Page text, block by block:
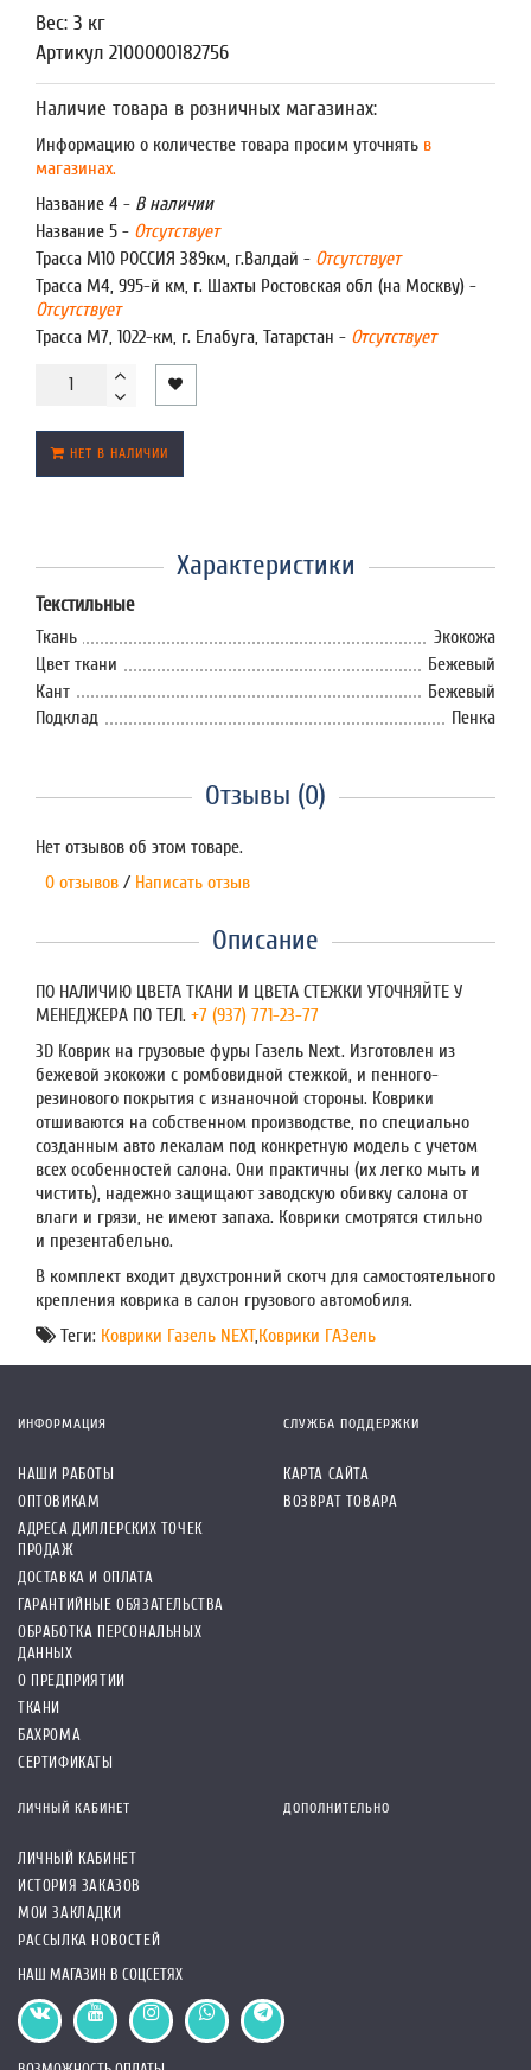
Вес: 3 кг
Артикул 2100000182756
Наличие товара в розничных магазинах:
Информацию о количестве товара просим уточнять в
магазинах.
Название 4 - В наличии
Название 5 - Отсутствует
Трасса М10 РОССИЯ 389км, г.Валдай - Отсутствует
Трасса М4, 995-й км, г. Шахты Ростовская обл (на Москву) -
Отсутствует
Трасса М7, 1022-км, г. Елабуга, Татарстан - Отсутствует
НЕТ В НАЛИЧИИ
Характеристики
Текстильные
Ткань
Экокожа
Цвет ткани
Бежевый
Кант
Бежевый
Подклад
Пенка
Отзывы (0)
Нет отзывов об этом товаре.
0 отзывов / Написать отзыв
Описание
ПО НАЛИЧИЮ ЦВЕТА ТКАНИ И ЦВЕТА СТЕЖКИ УТОЧНЯЙТЕ У
МЕНЕДЖЕРА ПО ТЕЛ. +7 (937) 771-23-77
3D Коврик на грузовые фуры Газель Next. Изготовлен из
бежевой экокожи с ромбовидной стежкой, и пенного-
резинового покрытия с изнаночной стороны. Коврики
отшиваются на собственном производстве, по специально
созданным авто лекалам под конкретную модель с учетом
всех особенностей салона. Они практичны (их легко мыть и
чистить), надежно защищают заводскую обивку салона от
влаги и грязи, не имеют запаха. Коврики смотрятся стильно
и презентабельно.
В комплект входит двухстронний скотч для самостоятельного
крепления коврика в салон грузового автомобиля.
Теги: Коврики Газель NEXT,Коврики ГАЗель
ИНФОРМАЦИЯ
НАШИ РАБОТЫ
ОПТОВИКАМ
АДРЕСА ДИЛЛЕРСКИХ ТОЧЕК
ПРОДАЖ
ДОСТАВКА И ОПЛАТА
ГАРАНТИЙНЫЕ ОБЯЗАТЕЛЬСТВА
ОБРАБОТКА ПЕРСОНАЛЬНЫХ
ДАННЫХ
О ПРЕДПРИЯТИИ
ТКАНИ
БАХРОМА
СЕРТИФИКАТЫ
СЛУЖБА ПОДДЕРЖКИ
КАРТА САЙТА
ВОЗВРАТ ТОВАРА
ЛИЧНЫЙ КАБИНЕТ
ЛИЧНЫЙ КАБИНЕТ
ИСТОРИЯ ЗАКАЗОВ
МОИ ЗАКЛАДКИ
РАССЫЛКА НОВОСТЕЙ
ДОПОЛНИТЕЛЬНО
НАШ МАГАЗИН В СОЦСЕТЯХ